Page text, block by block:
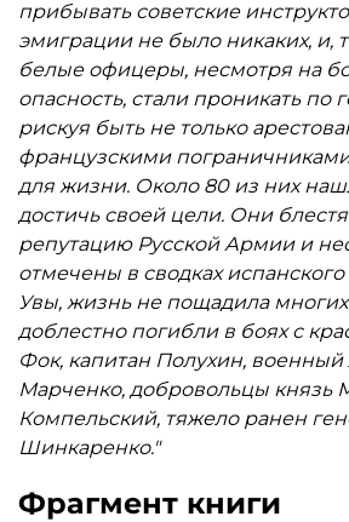
прибывать советские
эмиграции не было никаких, и,
белые офицеры, несмотря на
опасность, стали проникать по
рискуя быть не только
французскими
для жизни. Около 80 из них
достичь своей цели. Они
репутацию Русской Армии и
отмечены в сводках
Увы, жизнь не пощадила многих
доблестно погибли в боях с
Фок, капитан Полухин, военный
Марченко, добровольцы князь
Компельский, тяжело ранен
Шинкаренко."
Фрагмент книги